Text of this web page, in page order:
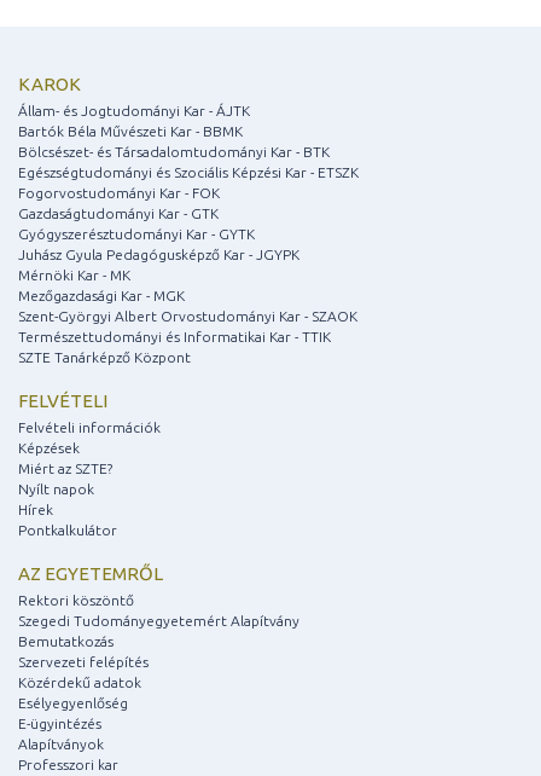
KAROK
Állam- és Jogtudományi Kar - ÁJTK
Bartók Béla Művészeti Kar - BBMK
Bölcsészet- és Társadalomtudományi Kar - BTK
Egészségtudományi és Szociális Képzési Kar - ETSZK
Fogorvostudományi Kar - FOK
Gazdaságtudományi Kar - GTK
Gyógyszerésztudományi Kar - GYTK
Juhász Gyula Pedagógusképző Kar - JGYPK
Mérnöki Kar - MK
Mezőgazdasági Kar - MGK
Szent-Györgyi Albert Orvostudományi Kar - SZAOK
Természettudományi és Informatikai Kar - TTIK
SZTE Tanárképző Központ
FELVÉTELI
Felvételi információk
Képzések
Miért az SZTE?
Nyílt napok
Hírek
Pontkalkulátor
AZ EGYETEMRŐL
Rektori köszöntő
Szegedi Tudományegyetemért Alapítvány
Bemutatkozás
Szervezeti felépítés
Közérdekű adatok
Esélyegyenlőség
E-ügyintézés
Alapítványok
Professzori kar